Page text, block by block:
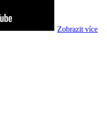
Zobrazit více